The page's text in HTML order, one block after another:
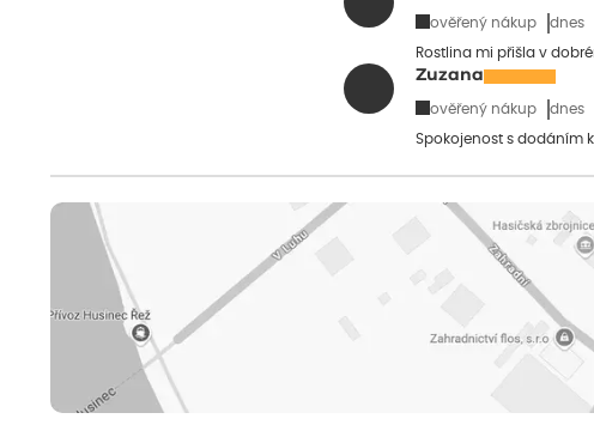
ověřený nákup dnes
Rostlina mi přišla v
Zuzana
ověřený nákup dnes
Spokojenost s dodáním